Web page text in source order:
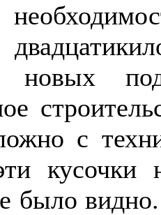
новых
с
кусочки
было